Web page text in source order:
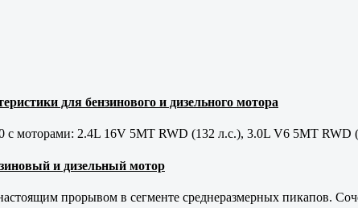
для бензинового и дизельного мотора
моторами: 2.4L 16V 5MT RWD (132 л.с.), 3.0L V6 5MT RWD
и дизельный мотор
прорывом в сегменте среднеразмерных пикапов.